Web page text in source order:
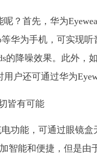
？首先，华为
华为手机，可实现
的降噪效果。此外，
户还可通过华为
功能，可通过眼镜
智能和便捷，但是